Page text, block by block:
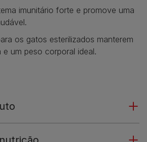
imunitário forte e promove uma
os gatos esterilizados manterem
e um peso corporal ideal.